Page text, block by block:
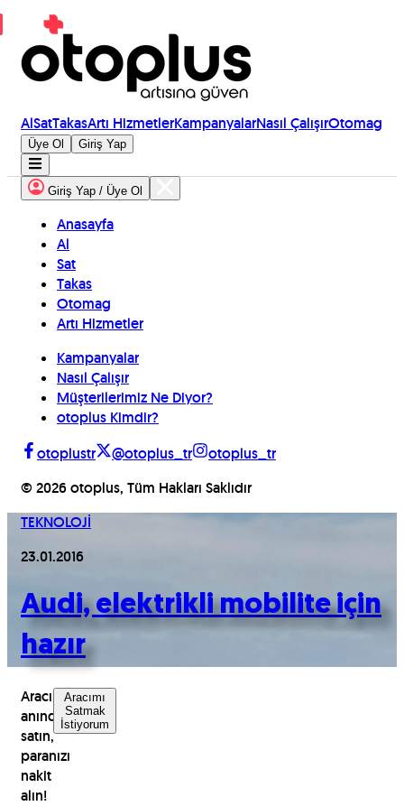
AlSatTakasArtı HizmetlerKampanyalarNasıl ÇalışırOtomag
Üye Ol Giriş Yap
Giriş Yap / Üye Ol
Anasayfa
Al
Sat
Takas
Otomag
Artı Hizmetler
Kampanyalar
Nasıl Çalışır
Müşterilerimiz Ne Diyor?
otoplus Kimdir?
otoplustr
@otoplus_tr
otoplus_tr
© 2026 otoplus, Tüm Hakları Saklıdır
TEKNOLOJİ
23.01.2016
Audi, elektrikli mobilite için
hazır
Aracınızı
anında
satın,
paranızı
nakit
alın!
Aracımı
Satmak
İstiyorum